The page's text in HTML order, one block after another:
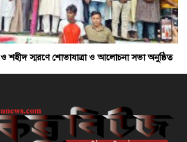
ও শহীদ স্মরণে শোভাযাত্রা ও আলোচনা সভা অনুষ্ঠিত